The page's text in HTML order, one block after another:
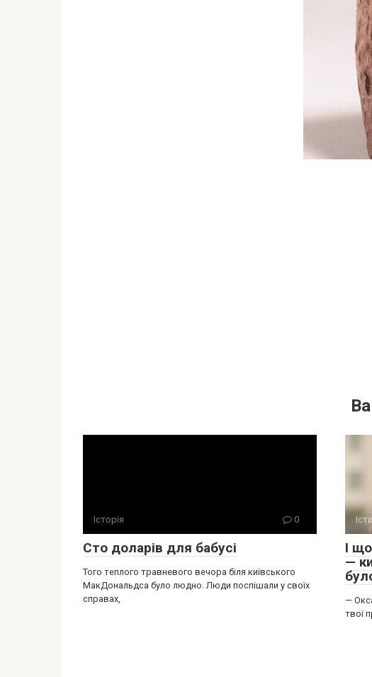
Історія 0
Сто доларів для бабусі
Того теплого травневого вечора біля київського
МакДональдса було людно. Люди поспішали у своїх
справах,
І
—
—
твої